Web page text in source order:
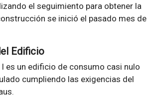
el seguimiento para obtener la
se inició el pasado mes de
Edificio
es un edificio de consumo casi nulo
cumpliendo las exigencias del